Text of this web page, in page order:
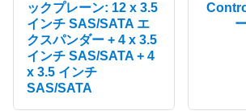
ックプレーン: 12 x 3.5
インチ SAS/SATA エ
クスパンダー + 4 x 3.5
インチ SAS/SATA + 4
x 3.5 インチ
SAS/SATA